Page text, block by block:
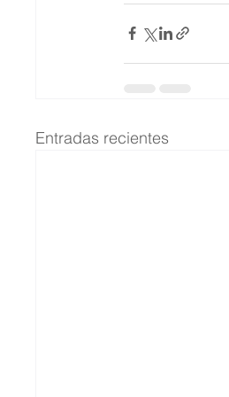
Entradas recientes